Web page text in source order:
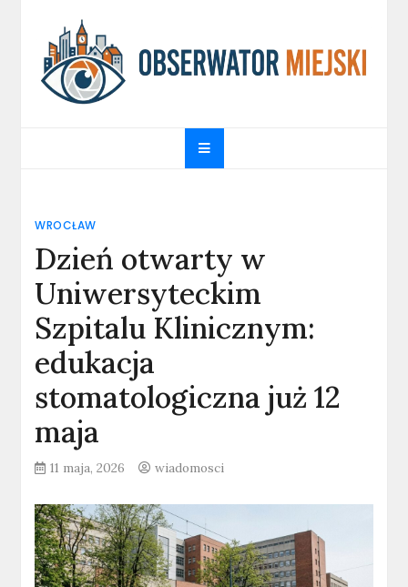
content
obserwatormiejski.pl
WROCŁAW
Dzień otwarty w
Uniwersyteckim
Szpitalu Klinicznym:
edukacja
stomatologiczna już 12
maja
11 maja, 2026 wiadomosci